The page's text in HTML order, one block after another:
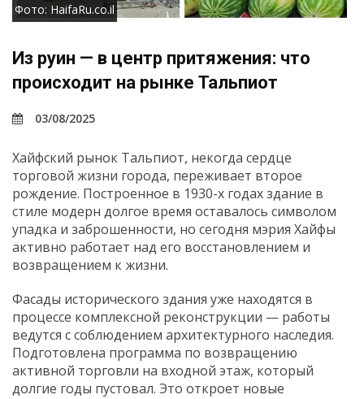
Фото: HaifaRu.co.il
Из руин — в центр притяжения: что
происходит на рынке Тальпиот
03/08/2025
Хайфский рынок Тальпиот, некогда сердце
торговой жизни города, переживает второе
рождение. Построенное в 1930-х годах здание в
стиле модерн долгое время оставалось символом
упадка и заброшенности, но сегодня мэрия Хайфы
активно работает над его восстановлением и
возвращением к жизни.
Фасады исторического здания уже находятся в
процессе комплексной реконструкции — работы
ведутся с соблюдением архитектурного наследия.
Подготовлена программа по возвращению
активной торговли на входной этаж, который
долгие годы пустовал. Это откроет новые